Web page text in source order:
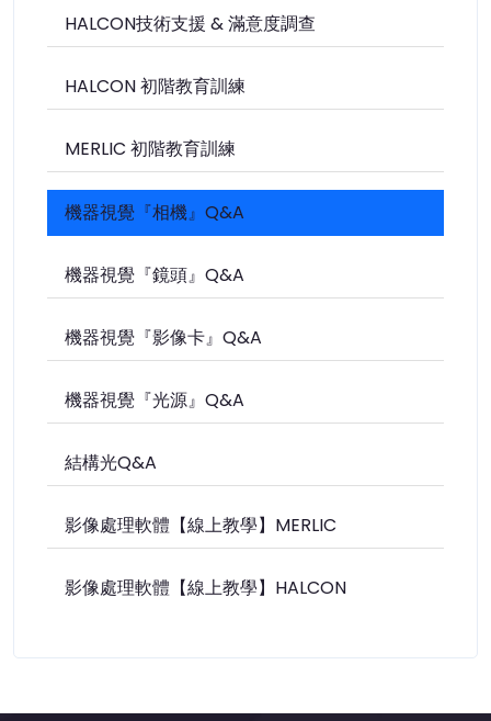
HALCON技術支援 & 滿意度調查
HALCON 初階教育訓練
MERLIC 初階教育訓練
機器視覺『相機』Q&A
機器視覺『鏡頭』Q&A
機器視覺『影像卡』Q&A
機器視覺『光源』Q&A
結構光Q&A
影像處理軟體【線上教學】MERLIC
影像處理軟體【線上教學】HALCON